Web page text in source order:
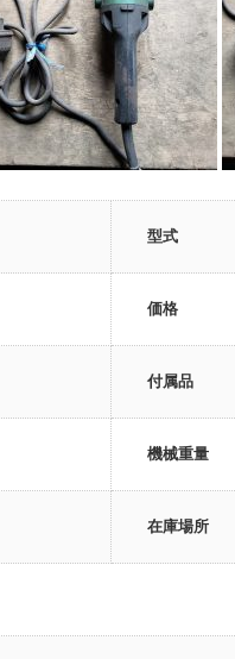
型式
価格
付属品
機械重量
在庫場所